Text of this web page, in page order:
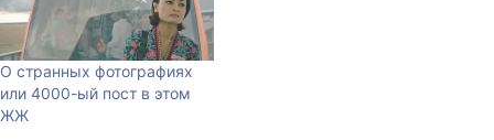
О странных фотографиях
или 4000-ый пост в этом
ЖЖ